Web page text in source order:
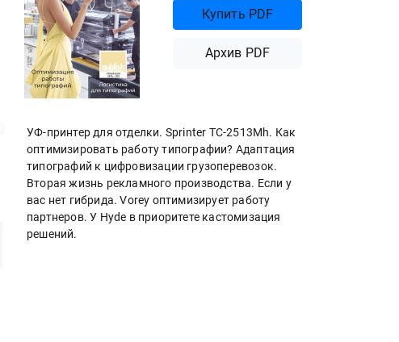
Купить PDF
Архив PDF
УФ-принтер для отделки. Sprinter ТС-2513Mh. Как
оптимизировать работу типографии? Адаптация
типографий к цифровизации грузоперевозок.
Вторая жизнь рекламного производства. Если у
вас нет гибрида. Vorey оптимизирует работу
партнеров. У Hyde в приоритете кастомизация
решений.